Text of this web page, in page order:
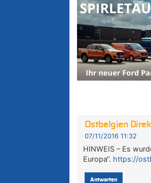
Ostbelgien
07/11/2016 11:32
HINWEIS – Es
Europa“. https://
Antworten